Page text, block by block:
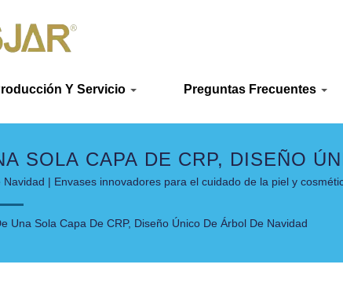
Y Servicio Preguntas Frecuentes
SOLA CAPA DE CRP, DISEÑO
DE LUJO PERSONALIZABLES
| Envases innovadores para el cuidado de la piel y
Una Sola Capa De CRP, Diseño Único De Árbol De Navidad